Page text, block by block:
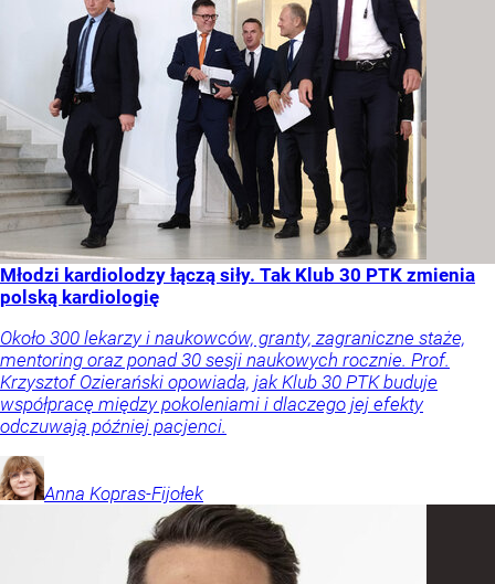
Młodzi kardiolodzy łączą siły. Tak Klub 30 PTK zmienia
polską kardiologię
Około 300 lekarzy i naukowców, granty, zagraniczne staże,
mentoring oraz ponad 30 sesji naukowych rocznie. Prof.
Krzysztof Ozierański opowiada, jak Klub 30 PTK buduje
współpracę między pokoleniami i dlaczego jej efekty
odczuwają później pacjenci.
Anna Kopras-Fijołek